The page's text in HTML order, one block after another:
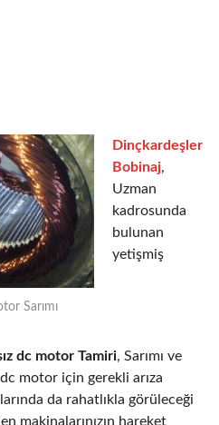
Sarımı
Dinçkardeşler
Bobinaj,
Uzman
kadrosunda
bulunan
yetişmiş
dc motor Tamiri, Sarımı ve
dc motor için gerekli arıza
da rahatlıkla görüleceği
makinalarınızın hareket